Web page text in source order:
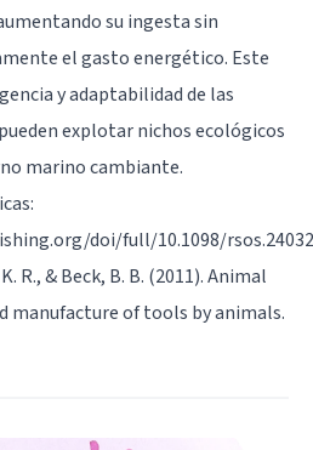
su ingesta sin
el gasto energético. Este
y adaptabilidad de las
explotar nichos ecológicos
marino cambiante.
doi/full/10.1098/
R., & Beck, B. B. (2011). Animal
manufacture of tools by animals.